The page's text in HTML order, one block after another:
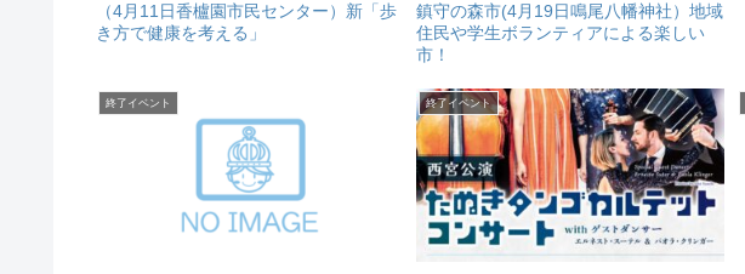
（4月11日香櫨園市民センター）新「歩
き方で健康を考える」
鎮守の森市(4月19日鳴尾八幡神社）地域
住民や学生ボランティアによる楽しい
市！
終了イベント 終了イベント